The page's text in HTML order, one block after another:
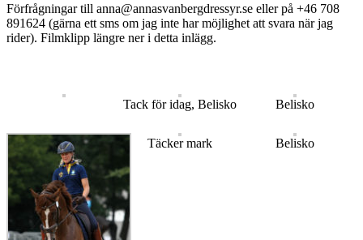
Förfrågningar till anna@annasvanbergdressyr.se eller på +46 708
891624 (gärna ett sms om jag inte har möjlighet att svara när jag
rider). Filmklipp längre ner i detta inlägg.
Tack för idag, Belisko Belisko
Täcker mark Belisko